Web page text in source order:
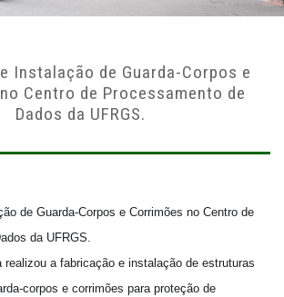
Instalação de Guarda-Corpos e
Centro de Processamento de
Dados da UFRGS.
de Guarda-Corpos e Corrimões no Centro de
da UFRGS.
realizou a fabricação e instalação de estruturas
corpos e corrimões para proteção de